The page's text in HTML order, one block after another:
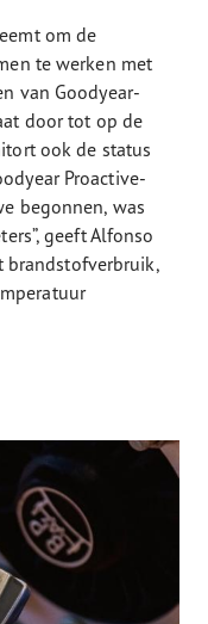
om de
te werken met
van Goodyear-
door tot op de
ook de status
Proactive-
begonnen, was
geeft Alfonso
brandstofverbruik,